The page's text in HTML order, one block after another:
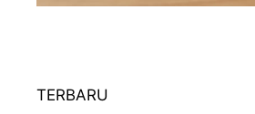
TERBARU